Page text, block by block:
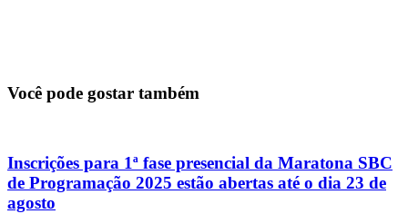
Você pode gostar também
Inscrições para 1ª fase presencial da Maratona SBC
de Programação 2025 estão abertas até o dia 23 de
agosto